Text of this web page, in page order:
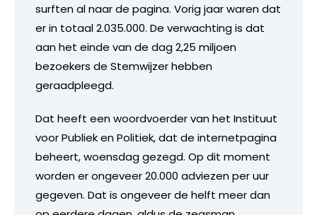
surften al naar de pagina. Vorig jaar waren dat
er in totaal 2.035.000. De verwachting is dat
aan het einde van de dag 2,25 miljoen
bezoekers de Stemwijzer hebben
geraadpleegd.
Dat heeft een woordvoerder van het Instituut
voor Publiek en Politiek, dat de internetpagina
beheert, woensdag gezegd. Op dit moment
worden er ongeveer 20.000 adviezen per uur
gegeven. Dat is ongeveer de helft meer dan